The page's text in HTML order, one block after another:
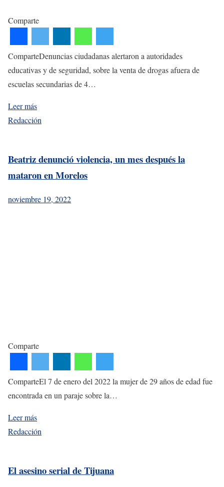
Comparte
ComparteDenuncias ciudadanas alertaron a autoridades
educativas y de seguridad, sobre la venta de drogas afuera de
escuelas secundarias de 4…
Leer más
Redacción
Beatriz denunció violencia, un mes después la
mataron en Morelos
noviembre 19, 2022
Comparte
ComparteEl 7 de enero del 2022 la mujer de 29 años de edad fue
encontrada en un paraje sobre la…
Leer más
Redacción
El asesino serial de Tijuana